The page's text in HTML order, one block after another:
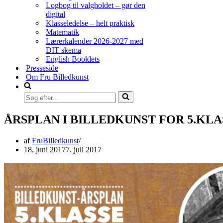
Logbog til valgholdet – gør den
digital
Klasseledelse – helt praktisk
Matematik
Lærerkalender 2026-2027 med
DIT skema
English Booklets
Presseside
Om Fru Billedkunst
Søg
efter...
ÅRSPLAN I BILLEDKUNST FOR
afFruBilledkunst
18. juni 20177. juli 2017